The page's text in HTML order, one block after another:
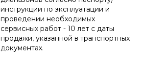
инструкции по эксплуатации и
проведении необходимых
сервисных работ - 10 лет с даты
продажи, указанной в транспортных
документах.